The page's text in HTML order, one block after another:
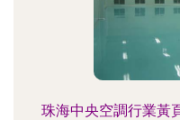
珠海中央空調行業黃